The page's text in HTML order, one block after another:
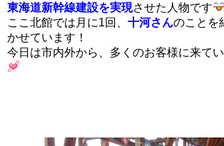
東海道新幹線建設を実現させた人物です
ここ北館では月に1回、 十河さんのことを
かせています！
今日は市内外から、多くのお客様に来てい